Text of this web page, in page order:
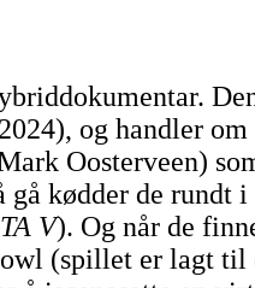
og handler om
Oosterveen)
gå kødder de rundt i
V). Og når de
(spillet er lagt